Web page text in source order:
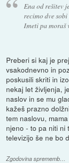
Ena od rešitev
recimo dve
Imeti pa moraš
Preberi si kaj je
vsakodnevno in
poskusili skriti in
nekaj let življenja,
naslov in se mu
kažeš prazno
tem naslovu,
njeno - to pa niti ni
televizijo še ne bo
Zgodovina sprememb…